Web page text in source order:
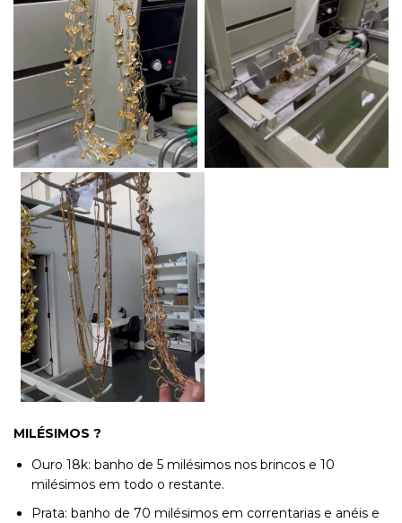
MILÉSIMOS ?
Ouro 18k: banho de 5 milésimos nos brincos e 10
milésimos em todo o restante.
Prata: banho de 70 milésimos em correntarias e anéis e